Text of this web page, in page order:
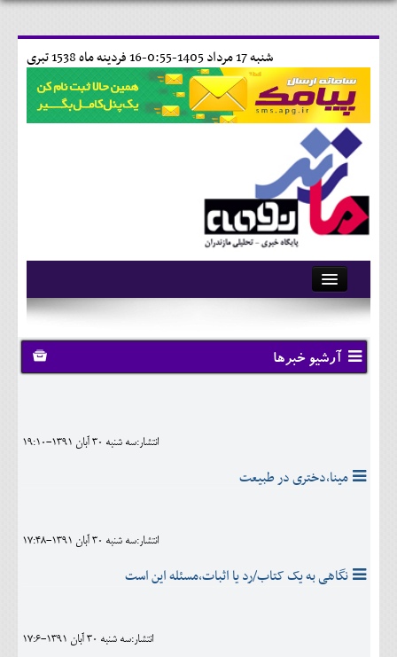
16 فردينه ماه 1538 تبری شنبه 17 مرداد 1405-0:55-
آرشیو
تماس با ما
وبلاگ
کلینیک
آرشیو خبرها
انتشار:سه شنبه 30 آبان 1391-19:10
مینا،دختری در طبیعت
انتشار:سه شنبه 30 آبان 1391-17:48
نگاهی به یک کتاب/رد یا اثبات،مسئله این است
انتشار:سه شنبه 30 آبان 1391-17:6